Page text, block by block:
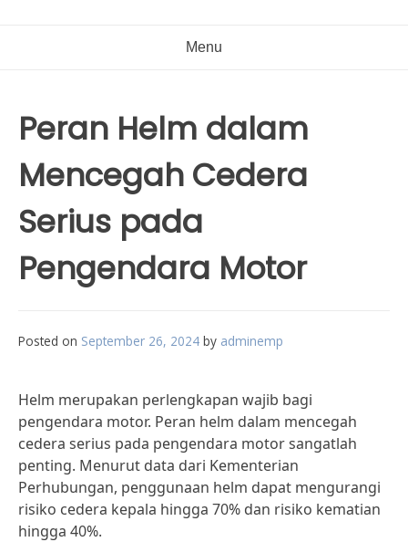
Menu
Peran Helm dalam
Mencegah Cedera
Serius pada
Pengendara Motor
Posted on September 26, 2024 by adminemp
Helm merupakan perlengkapan wajib bagi
pengendara motor. Peran helm dalam mencegah
cedera serius pada pengendara motor sangatlah
penting. Menurut data dari Kementerian
Perhubungan, penggunaan helm dapat mengurangi
risiko cedera kepala hingga 70% dan risiko kematian
hingga 40%.